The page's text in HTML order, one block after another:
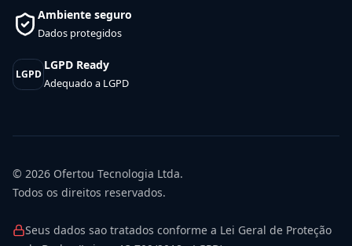
Ambiente seguro
Dados protegidos
LGPD
LGPD Ready
Adequado a LGPD
© 2026 Ofertou Tecnologia Ltda.
Todos os direitos reservados.
Seus dados sao tratados conforme a Lei Geral de Proteção